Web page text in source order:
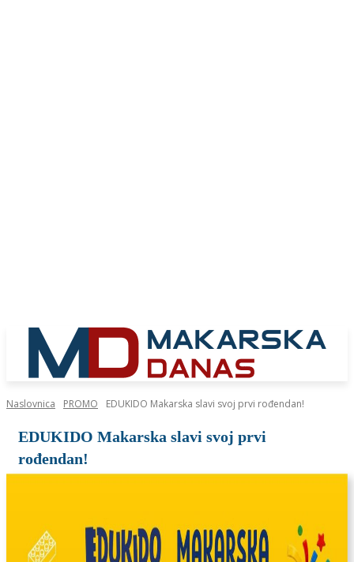
Naslovnica PROMO EDUKIDO Makarska slavi svoj prvi rođendan!
EDUKIDO Makarska slavi svoj prvi
rođendan!